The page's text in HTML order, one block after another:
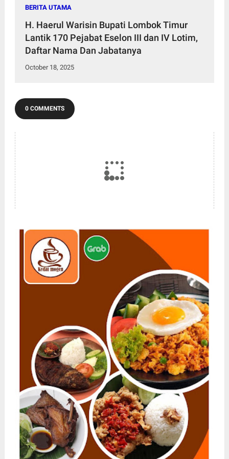
BERITA UTAMA
H. Haerul Warisin Bupati Lombok Timur
Lantik 170 Pejabat Eselon III dan IV Lotim,
Daftar Nama Dan Jabatanya
October 18, 2025
0 COMMENTS